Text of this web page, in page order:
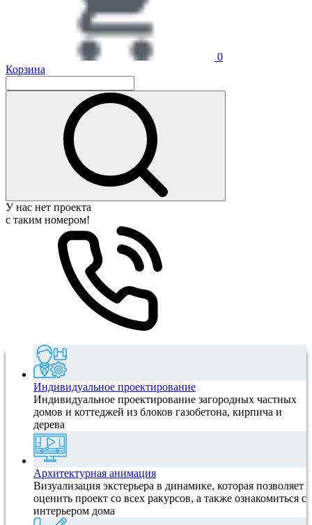
0
Корзина
У нас нет проекта
с таким номером!
Индивидуальное проектирование
Индивидуальное проектирование загородных частных
домов и коттеджей из блоков газобетона, кирпича и
дерева
Архитектурная анимация
Визуализация экстерьера в динамике, которая позволяет
оценить проект со всех ракурсов, а также ознакомиться с
интерьером дома